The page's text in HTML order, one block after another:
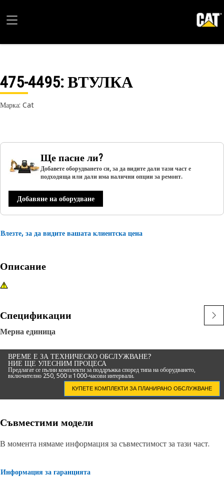
475-4495: ВТУЛКА
Марка: Cat
Ще пасне ли?
Добавете оборудването си, за да видите дали тази част е
подходяща или дали има налични опции за ремонт.
Добавяне на оборудване
Влезте, за да видите вашата клиентска цена
Описание
Спецификации
Мерна единица
ВРЕМЕ Е ЗА ТЕХНИЧЕСКО ОБСЛУЖВАНЕ?
НИЕ ЩЕ УЛЕСНИМ ПРОЦЕСА
Предлагат се пълни комплекти за поддръжка според типа на оборудването,
включително 250, 500 и 1000-часови интервали.
КУПЕТЕ КОМПЛЕКТИ ЗА ПЛАНИРАНО ОБСЛУЖВАНЕ
Съвместими модели
В момента нямаме информация за съвместимост за тази част.
Информация за гаранцията